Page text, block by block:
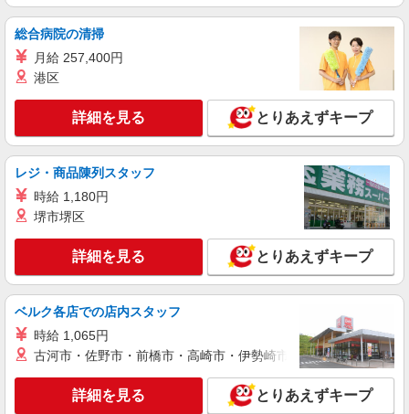
キープ 詳細を見る
アルバイト
ショートステイでの夜専介護士
1夜勤：28120円〜29320円 ※経験による
キープ 詳細を見る
株式会社kotrio /●SW-H1-2094197
シニア向けマンションで見守り・食事配膳等＊
新井宿駅＊日払可
時給1650円〜2312円 ＜日払い有/週払い有/交
川口市 交通費全額支給
キープ 詳細を見る
総合病院の清掃
月給 257,400円
港区
詳細を見る とりあえずキープ
レジ・商品陳列スタッフ
時給 1,180円
堺市堺区
詳細を見る とりあえずキープ
ベルク各店での店内スタッフ
時給 1,065円
古河市・佐野市・前橋市・高崎市・伊勢崎市・太田市・館林市
詳細を見る とりあえずキープ